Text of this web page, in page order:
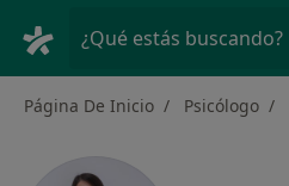
¿Qué estás buscando?
Página De Inicio Psicólogo